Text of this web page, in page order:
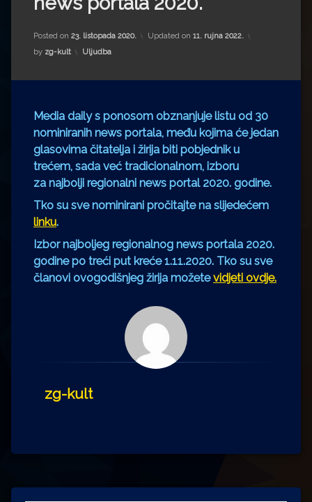
Impressum
Milenko Strižak
Drugi autori
Drugi autori
Željko Krznarić
Mario Lovreković
Miroslav Šantek
Posted on 23. listopada 2020. Updated on 11. rujna 2022.
by zg-kult Kategorije:
Uljudba
Media daily s ponosom obznanjuje listu od 30
nominiranih news portala, među kojima će jedan
glasovima čitatelja i žirija biti pobjednik u
trećem, sada već tradicionalnom, izboru
za najbolji regionalni news portal 2020. godine.
Tko su sve nominirani pročitajte na slijedećem
linku.
Izbor najboljeg regionalnog news portala 2020.
godine po treći put kreće 1.11.2020. Tko su sve
članovi ovogodišnjeg žirija možetevidjeti ovdje.
zg-kult